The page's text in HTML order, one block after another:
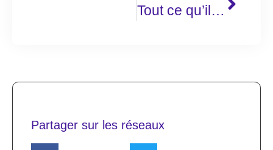
Tout ce qu’il y a a connaitre sur la carte mentale
Partager sur les réseaux